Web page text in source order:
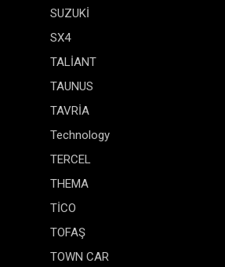
SUZUKİ
SX4
TALİANT
TAUNUS
TAVRİA
Technology
TERCEL
THEMA
TİCO
TOFAŞ
TOWN CAR